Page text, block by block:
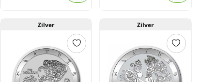
Zilver Zilver